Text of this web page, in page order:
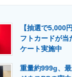
マーケ×ITの
【抽選で5,000
フトカードが当
ケート実施中
重量約999g、